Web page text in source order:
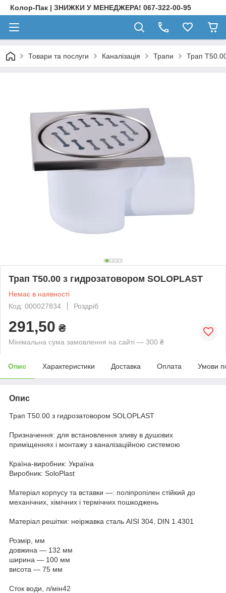
Колор-Пак | ЗНИЖКИ У МЕНЕДЖЕРА! 067-322-00-95
Товари та послуги Каналізація Трапи Трап
Трап Т50.00 з гидрозатовором SOLOPLAST
Немає в наявності
Код: 000027834
Роздріб
291,50 ₴
Мінімальна сума замовлення на сайті — 300 ₴
Опис Характеристики Доставка Оплата Умови
Опис
Трап Т50.00 з гидрозатовором SOLOPLAST
Призначення: для встановлення зливу в душових
приміщеннях і монтажу з каналізаційною системою
Країна-виробник: Україна
Виробник: SoloPlast
Матеріал корпусу та вставки —: поліпропілен стійкий до
механічних, хімічних і термічних пошкоджень
Матеріал решітки: неіржавка сталь AISI 304, DIN 1.4301
Розмір, мм
довжина — 132 мм
ширина — 100 мм
висота — 75 мм
Сток води, л/мін42